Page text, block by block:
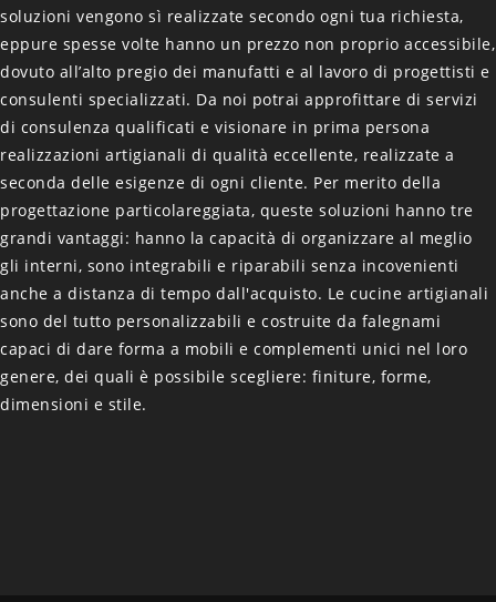
soluzioni vengono sì realizzate secondo ogni tua richiesta,
eppure spesse volte hanno un prezzo non proprio accessibile,
dovuto all’alto pregio dei manufatti e al lavoro di progettisti e
consulenti specializzati. Da noi potrai approfittare di servizi
di consulenza qualificati e visionare in prima persona
realizzazioni artigianali di qualità eccellente, realizzate a
seconda delle esigenze di ogni cliente. Per merito della
progettazione particolareggiata, queste soluzioni hanno tre
grandi vantaggi: hanno la capacità di organizzare al meglio
gli interni, sono integrabili e riparabili senza incovenienti
anche a distanza di tempo dall'acquisto. Le cucine artigianali
sono del tutto personalizzabili e costruite da falegnami
capaci di dare forma a mobili e complementi unici nel loro
genere, dei quali è possibile scegliere: finiture, forme,
dimensioni e stile.